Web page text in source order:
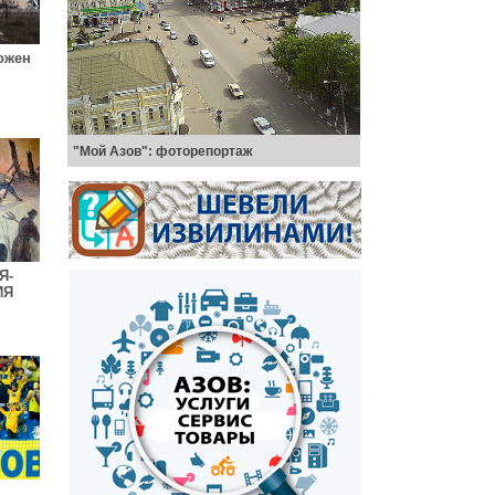
"Мой Азов": фоторепортаж